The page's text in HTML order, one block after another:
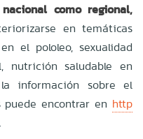
como regional,
en temáticas
el pololeo, sexualidad
nutrición saludable en
información sobre el
encontrar en http
.